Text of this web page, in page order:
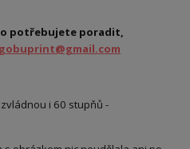
potřebujete poradit,
gobuprint@gmail.com
i 60 stupňů -